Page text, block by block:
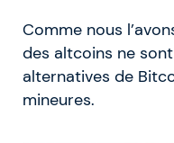
Comme nous
des altcoins ne
alternatives de
mineures.